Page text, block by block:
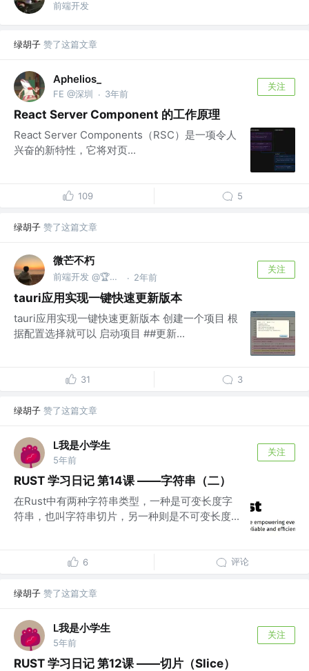
前端开发
绿胡子 赞了这篇文章
Aphelios_
FE @深圳 · 3年前
关注
React Server Component 的工作原理
React Server Components（RSC）是一项令人
兴奋的新特性，它将对页...
109 5
绿胡子 赞了这篇文章
微芒不朽
前端开发 @🏆微茫不朽 · 2年前
关注
tauri应用实现一键快速更新版本
tauri应用实现一键快速更新版本 创建一个项目 根
据配置选择就可以 启动项目 ##更新...
31 3
绿胡子 赞了这篇文章
L我是小学生
5年前
关注
RUST 学习日记 第14课 ——字符串（二）
在Rust中有两种字符串类型，一种是可变长度字
符串，也叫字符串切片，另一种则是不可变长度...
6 评论
绿胡子 赞了这篇文章
L我是小学生
5年前
关注
RUST 学习日记 第12课 ——切片（Slice）